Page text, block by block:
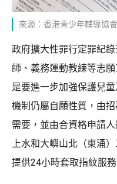
來源：香港青少年輔導協會
政府擴大性罪行定罪紀
師、義務運動教練等志
是要進一步加強保護兒
機制仍屬自願性質，由
需要，並由合資格申請
上水和大嶼山北（東涌
提供24小時套取指紋服務